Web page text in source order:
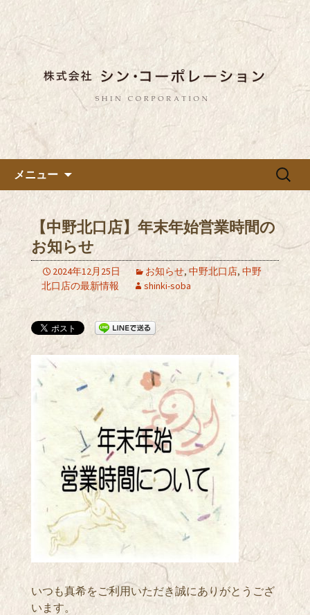
都内に5店舗展開している蕎麦
のお店「真希（しんき）」を運
営する「株式会社シン・コーポ
レーション」のブログ
東京都内に5店舗ある美味しい蕎麦のお
店「真希（しんき）」と運営の「株式
会社シン・コーポレーション」の新着
情報はこちら。店舗によって24時間営
業、宴会なども承っております。季節
のメニューも豊富にご用意。
メニュー
検
【中野北口店】年末年始営業時間の
お知らせ
2024年12月25日 お知らせ, 中野北口店, 中野
北口店の最新情報
shinki-soba
いつも真希をご利用いただき誠にありがとうござ
います。